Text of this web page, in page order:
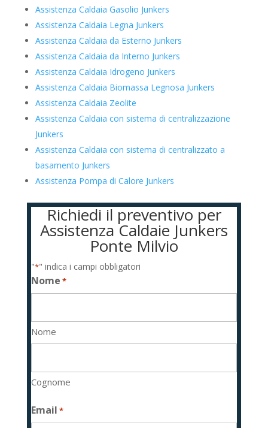
Assistenza Caldaia Gasolio Junkers
Assistenza Caldaia Legna Junkers
Assistenza Caldaia da Esterno Junkers
Assistenza Caldaia da Interno Junkers
Assistenza Caldaia Idrogeno Junkers
Assistenza Caldaia Biomassa Legnosa Junkers
Assistenza Caldaia Zeolite
Assistenza Caldaia con sistema di centralizzazione
Junkers
Assistenza Caldaia con sistema di centralizzato a
basamento Junkers
Assistenza Pompa di Calore Junkers
Richiedi il preventivo per
Assistenza Caldaie Junkers
Ponte Milvio
"*" indica i campi obbligatori
Nome *
Nome
Cognome
Email *